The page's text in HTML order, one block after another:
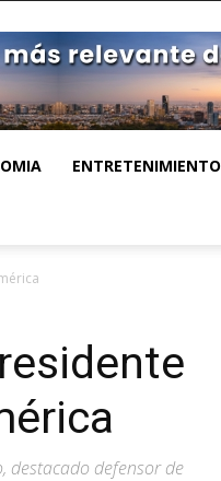
ENTRETENIMIENTO
destacado defensor de